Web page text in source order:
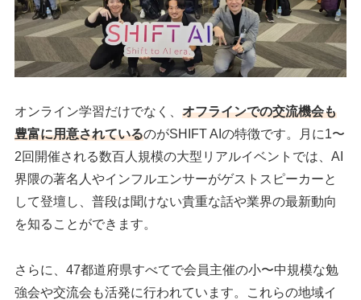
オンライン学習だけでなく、オフラインでの交流機会も
豊富に用意されているのがSHIFT AIの特徴です。月に1〜
2回開催される数百人規模の大型リアルイベントでは、AI
界隈の著名人やインフルエンサーがゲストスピーカーと
して登壇し、普段は聞けない貴重な話や業界の最新動向
を知ることができます。
さらに、47都道府県すべてで会員主催の小〜中規模な勉
強会や交流会も活発に行われています。これらの地域イ